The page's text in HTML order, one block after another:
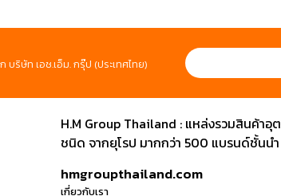
ริษัท เอช.เอ็ม. กรุ๊ป (ประเทศไทย)
H.M Group Thailand : แหล่งรวมสินค้าอุ
ชนิด จากยุโรป มากกว่า 500 แบรนด์ชั้นน
hmgroupthailand.com
เกี่ยวกับเรา